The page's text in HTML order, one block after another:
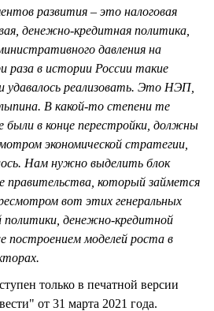
развития – это налоговая
денежно-кредитная политика,
давления на
раза в истории России такие
удавалось реализовать. Это НЭП,
В какой-то степени те
были в конце перестройки, должны
экономической стратегии,
Нам нужно выделить блок
правительства, который займется
вот этих генеральных
политики, денежно-кредитной
построением моделей роста в
только в печатной версии
от 31 марта 2021 года.